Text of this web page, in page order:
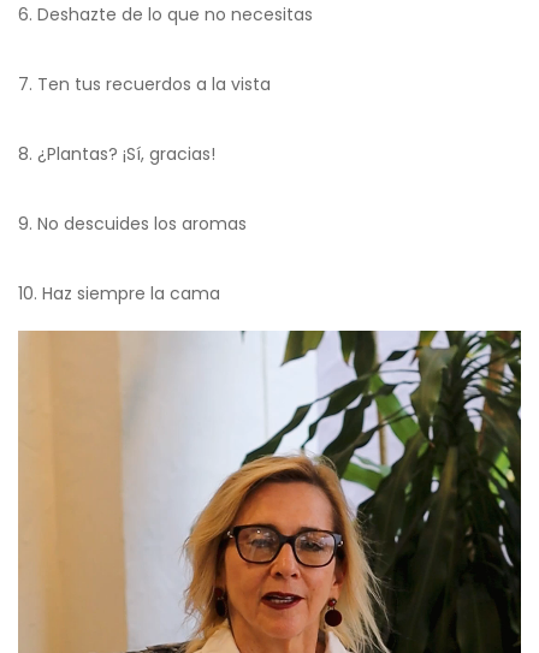
6. Deshazte de lo que no necesitas
7. Ten tus recuerdos a la vista
8. ¿Plantas? ¡Sí, gracias!
9. No descuides los aromas
10. Haz siempre la cama